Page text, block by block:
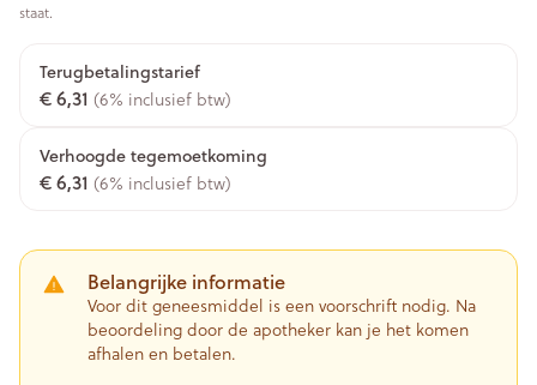
staat.
Terugbetalingstarief
€ 6,31 (6% inclusief btw)
Verhoogde tegemoetkoming
€ 6,31 (6% inclusief btw)
Belangrijke informatie
Voor dit geneesmiddel is een voorschrift nodig. Na
beoordeling door de apotheker kan je het komen
afhalen en betalen.